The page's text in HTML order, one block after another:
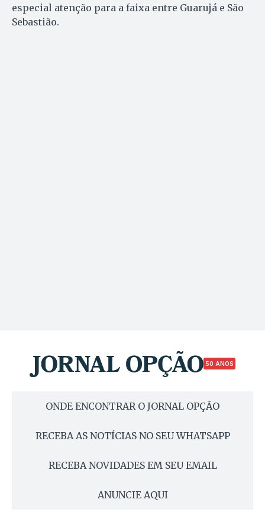
especial atenção para a faixa entre Guarujá e São
Sebastião.
50 ANOS
ONDE ENCONTRAR O JORNAL OPÇÃO
RECEBA AS NOTÍCIAS NO SEU WHATSAPP
RECEBA NOVIDADES EM SEU EMAIL
ANUNCIE AQUI